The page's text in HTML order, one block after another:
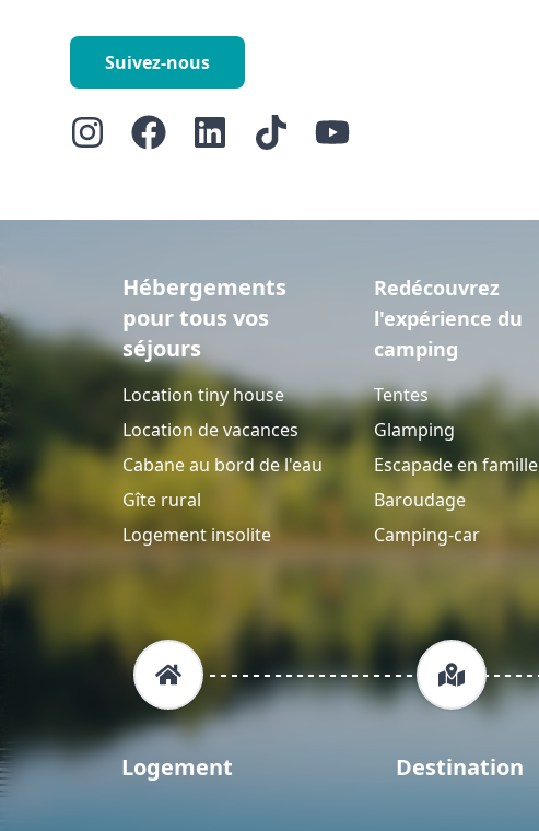
Suivez-nous
Hébergements
pour tous vos
séjours
Location tiny house
Location de vacances
Cabane au bord de l'eau
Gîte rural
Logement insolite
Redécouvrez
l'expérience du
camping
Tentes
Glamping
Escapade en famille
Baroudage
Camping-car
Logement Destination